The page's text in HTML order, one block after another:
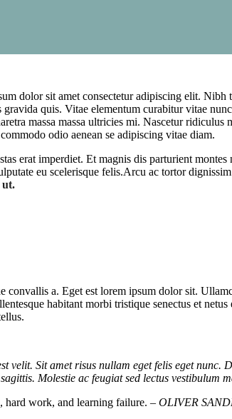
dolor sit amet consectetur adipiscing elit.
quis. Vitae elementum curabitur vitae
massa massa ultricies mi. Nascetur
odio aenean se adipiscing vitae diam.
erat imperdiet. Et magnis dis parturient
eu scelerisque felis.Arcu ac tortor
ut.
convallis a. Eget est lorem ipsum dolor sit.
habitant morbi tristique senectus et
velit. Sit amet risus nullam eget felis eget
Molestie ac feugiat sed lectus vestibulum
hard work, and learning failure. – OLIVER